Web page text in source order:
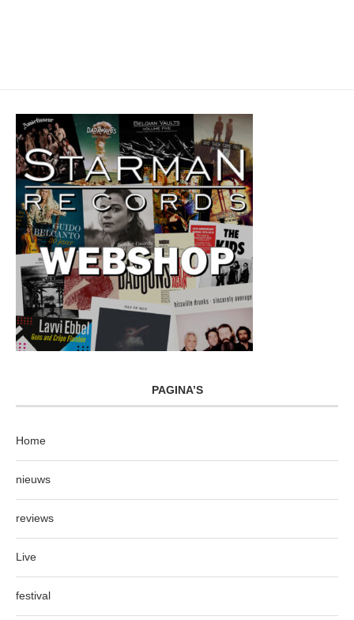
PAGINA’S
Home
nieuws
reviews
Live
festival